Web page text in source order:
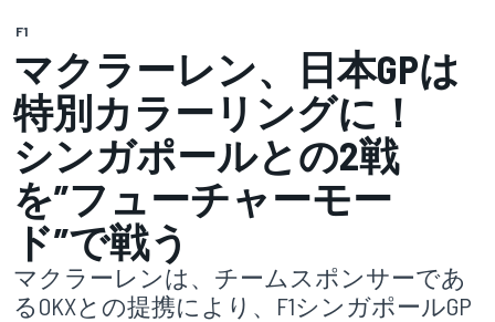
F1
マクラーレン、日本GPは
特別カラーリングに！
シンガポールとの2戦
を”フューチャーモー
ド”で戦う
マクラーレンは、チームスポンサーであ
るOKXとの提携により、F1シンガポールGP